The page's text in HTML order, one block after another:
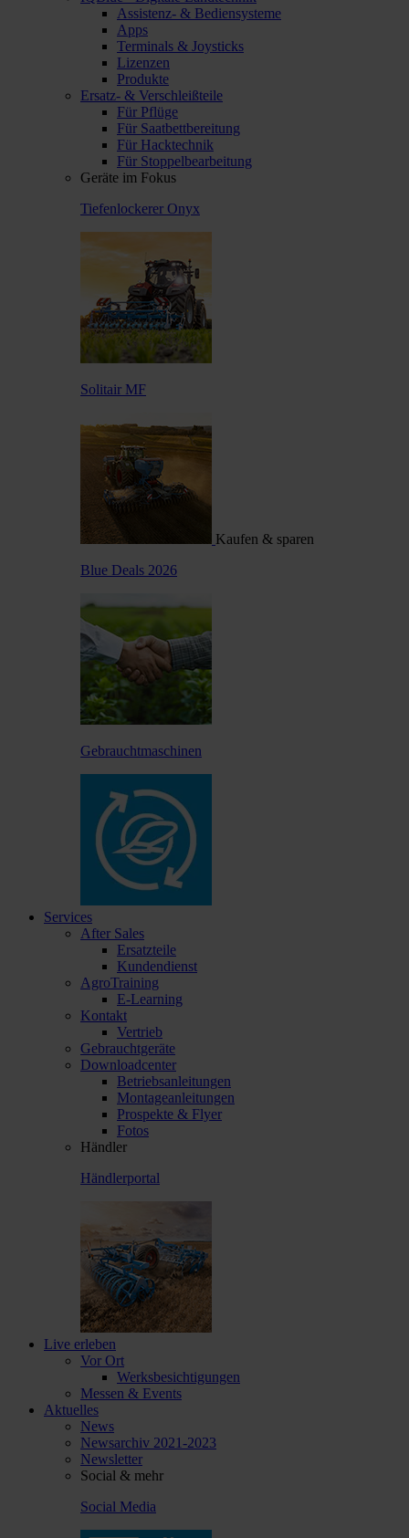
Assistenz- & Bediensysteme
Apps
Terminals & Joysticks
Lizenzen
Produkte
Ersatz- & Verschleißteile
Für Pflüge
Für Saatbettbereitung
Für Hacktechnik
Für Stoppelbearbeitung
Geräte im Fokus
Tiefenlockerer Onyx
Solitair MF
Kaufen & sparen
Blue Deals 2026
Gebrauchtmaschinen
Services
After Sales
Ersatzteile
Kundendienst
AgroTraining
E-Learning
Kontakt
Vertrieb
Gebrauchtgeräte
Downloadcenter
Betriebsanleitungen
Montageanleitungen
Prospekte & Flyer
Fotos
Händler
Händlerportal
Live erleben
Vor Ort
Werksbesichtigungen
Messen & Events
Aktuelles
News
Newsarchiv 2021-2023
Newsletter
Social & mehr
Social Media